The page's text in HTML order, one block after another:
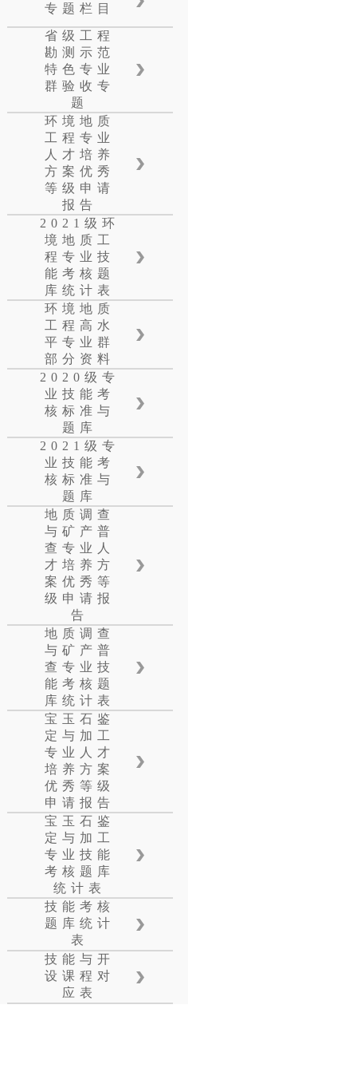
专题栏目
省级工程
勘测示范
特色专业
群验收专
题
环境地质
工程专业
人才培养
方案优秀
等级申请
报告
2021级环
境地质工
程专业技
能考核题
库统计表
环境地质
工程高水
平专业群
部分资料
2020级专
业技能考
核标准与
题库
2021级专
业技能考
核标准与
题库
地质调查
与矿产普
查专业人
才培养方
案优秀等
级申请报
告
地质调查
与矿产普
查专业技
能考核题
库统计表
宝玉石鉴
定与加工
专业人才
培养方案
优秀等级
申请报告
宝玉石鉴
定与加工
专业技能
考核题库
统计表
技能考核
题库统计
表
技能与开
设课程对
应表